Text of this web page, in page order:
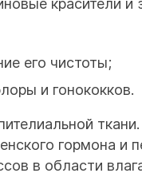
красители
его чистоты;
и гонококков.
гормона
в области